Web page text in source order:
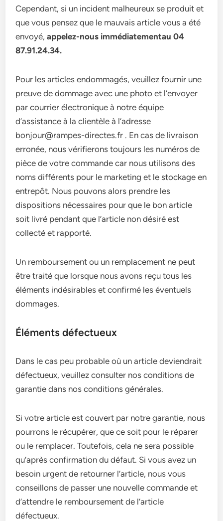
Cependant, si un incident malheureux se produit et
que vous pensez que le mauvais article vous a été
envoyé,appelez-nous immédiatementau 04
87.91.24.34.
Pour les articles endommagés, veuillez fournir une
preuve de dommage avec une photo et l’envoyer
par courrier électronique à notre équipe
d’assistance à la clientèle à l’adresse
bonjour@rampes-directes.fr . En cas de livraison
erronée, nous vérifierons toujours les numéros de
pièce de votre commande car nous utilisons des
noms différents pour le marketing et le stockage en
entrepôt. Nous pouvons alors prendre les
dispositions nécessaires pour que le bon article
soit livré pendant que l’article non désiré est
collecté et rapporté.
Un remboursement ou un remplacement ne peut
être traité que lorsque nous avons reçu tous les
éléments indésirables et confirmé les éventuels
dommages.
Éléments défectueux
Dans le cas peu probable où un article deviendrait
défectueux, veuillez consulter nos conditions de
garantie dans nos conditions générales.
Si votre article est couvert par notre garantie, nous
pourrons le récupérer, que ce soit pour le réparer
ou le remplacer. Toutefois, cela ne sera possible
qu’après confirmation du défaut. Si vous avez un
besoin urgent de retourner l’article, nous vous
conseillons de passer une nouvelle commande et
d’attendre le remboursement de l’article
défectueux.